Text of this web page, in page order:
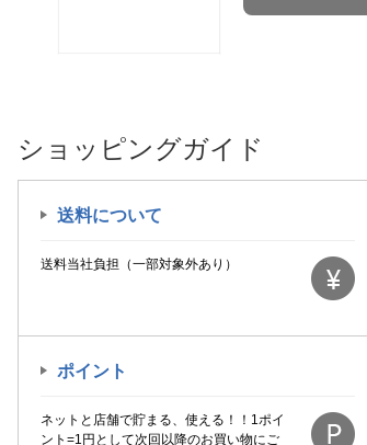
ショッピングガイド
送料について
送料当社負担（一部対象外あり）
ポイント
ネットと店舗で貯まる、使える！！1ポイ
ント=1円として次回以降のお買い物にご